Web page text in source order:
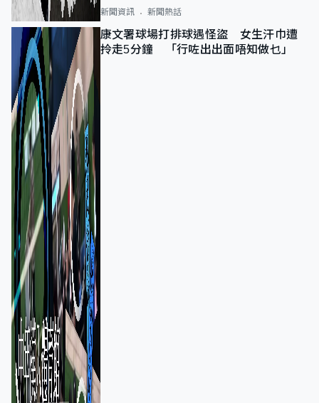
新聞資訊 新聞熱話
康文署球場打排球遇怪盜 女生汗巾遭
拎走5分鐘 「行咗出出面唔知做乜」